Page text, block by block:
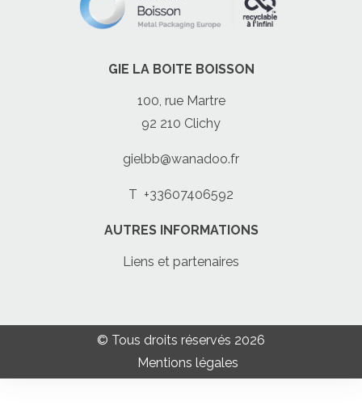
GIE LA BOITE BOISSON
100, rue Martre
92 210 Clichy
gielbb@wanadoo.fr
T +33607406592
AUTRES INFORMATIONS
Liens et partenaires
© Tous droits réservés 2026
Mentions légales